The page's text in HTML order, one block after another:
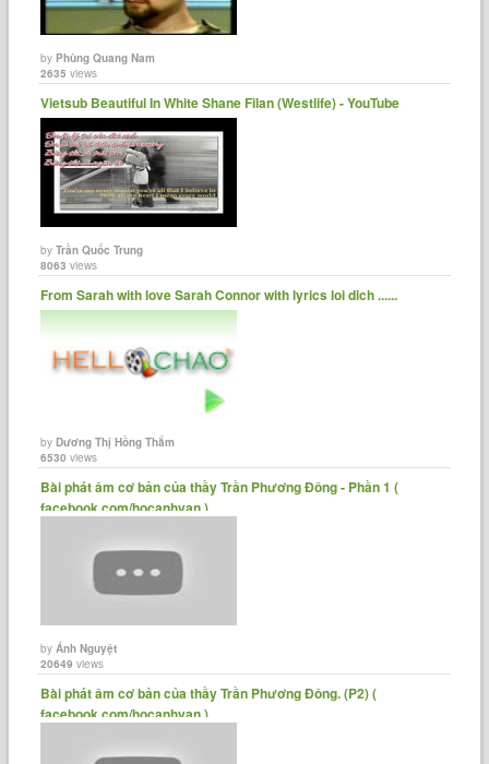
byPhùng Quang Nam
2635 views
Vietsub Beautiful In White Shane Filan (Westlife) - YouTube
byTrần Quốc Trung
8063 views
From Sarah with love Sarah Connor with lyrics loi dich ......
byDương Thị Hồng Thắm
6530 views
Bài phát âm cơ bản của thầy Trần Phương Đông - Phần 1 (
facebook.com/hocanhvan )......
byÁnh Nguyệt
20649 views
Bài phát âm cơ bản của thầy Trần Phương Đông. (P2) (
facebook.com/hocanhvan ) ......